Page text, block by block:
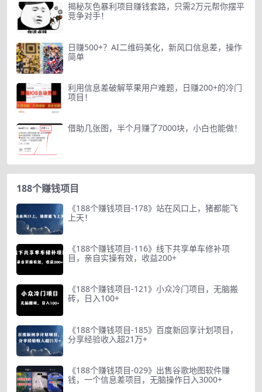
揭秘灰色暴利项目赚钱套路，只需2万元帮你摆平
竞争对手！
日赚500+？AI二维码美化，新风口信息差，操作
简单
利用信息差破解苹果用户难题，日赚200+的冷门
项目！
借助几张图，半个月赚了7000块，小白也能做！
188个赚钱项目
《188个赚钱项目-178》站在风口上，猪都能飞
上天！
《188个赚钱项目-116》线下共享单车修补项
目，亲自实操有效，收益200+
《188个赚钱项目-121》小众冷门项目，无脑搬
砖，日入100+
《188个赚钱项目-185》百度新回享计划项目，
分享经验收入超21万+
《188个赚钱项目-029》出售谷歌地图软件赚
钱，一个信息差项目，无脑操作日入3000+